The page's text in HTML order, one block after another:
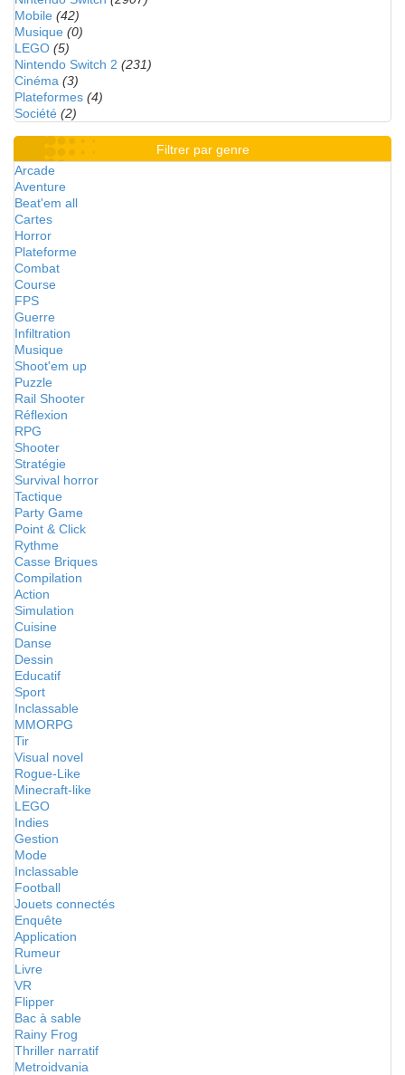
Mobile (42)
Musique (0)
LEGO (5)
Nintendo Switch 2 (231)
Cinéma (3)
Plateformes (4)
Société (2)
Filtrer par genre
Arcade
Aventure
Beat'em all
Cartes
Horror
Plateforme
Combat
Course
FPS
Guerre
Infiltration
Musique
Shoot'em up
Puzzle
Rail Shooter
Réflexion
RPG
Shooter
Stratégie
Survival horror
Tactique
Party Game
Point & Click
Rythme
Casse Briques
Compilation
Action
Simulation
Cuisine
Danse
Dessin
Educatif
Sport
Inclassable
MMORPG
Tir
Visual novel
Rogue-Like
Minecraft-like
LEGO
Indies
Gestion
Mode
Inclassable
Football
Jouets connectés
Enquête
Application
Rumeur
Livre
VR
Flipper
Bac à sable
Rainy Frog
Thriller narratif
Metroidvania